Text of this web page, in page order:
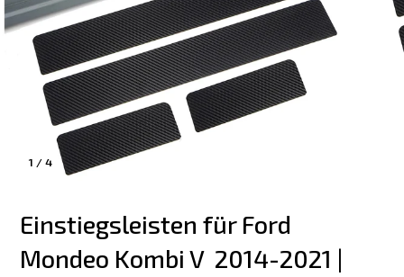
1 / 4
Einstiegsleisten für Ford
Mondeo Kombi V  2014-2021 |